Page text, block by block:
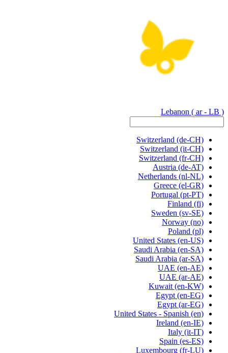
Lebanon ( ar - LB )
Switzerland (de-CH)
Switzerland (it-CH)
Switzerland (fr-CH)
Austria (de-AT)
Netherlands (nl-NL)
Greece (el-GR)
Portugal (pt-PT)
Finland (fi)
Sweden (sv-SE)
Norway (no)
Poland (pl)
United States (en-US)
Saudi Arabia (en-SA)
Saudi Arabia (ar-SA)
UAE (en-AE)
UAE (ar-AE)
Kuwait (en-KW)
Egypt (en-EG)
Egypt (ar-EG)
United States - Spanish (en)
Ireland (en-IE)
Italy (it-IT)
Spain (es-ES)
Luxembourg (fr-LU)